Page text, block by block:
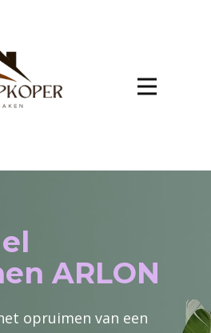
ARLON
opruimen van een